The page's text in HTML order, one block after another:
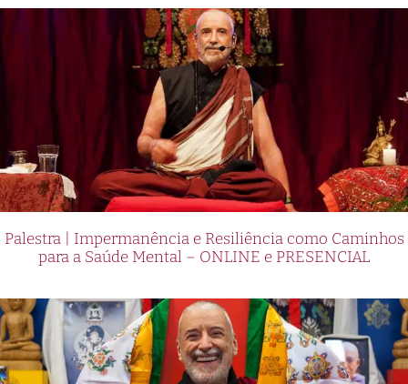
Palestra | Impermanência e Resiliência como Caminhos
para a Saúde Mental – ONLINE e PRESENCIAL